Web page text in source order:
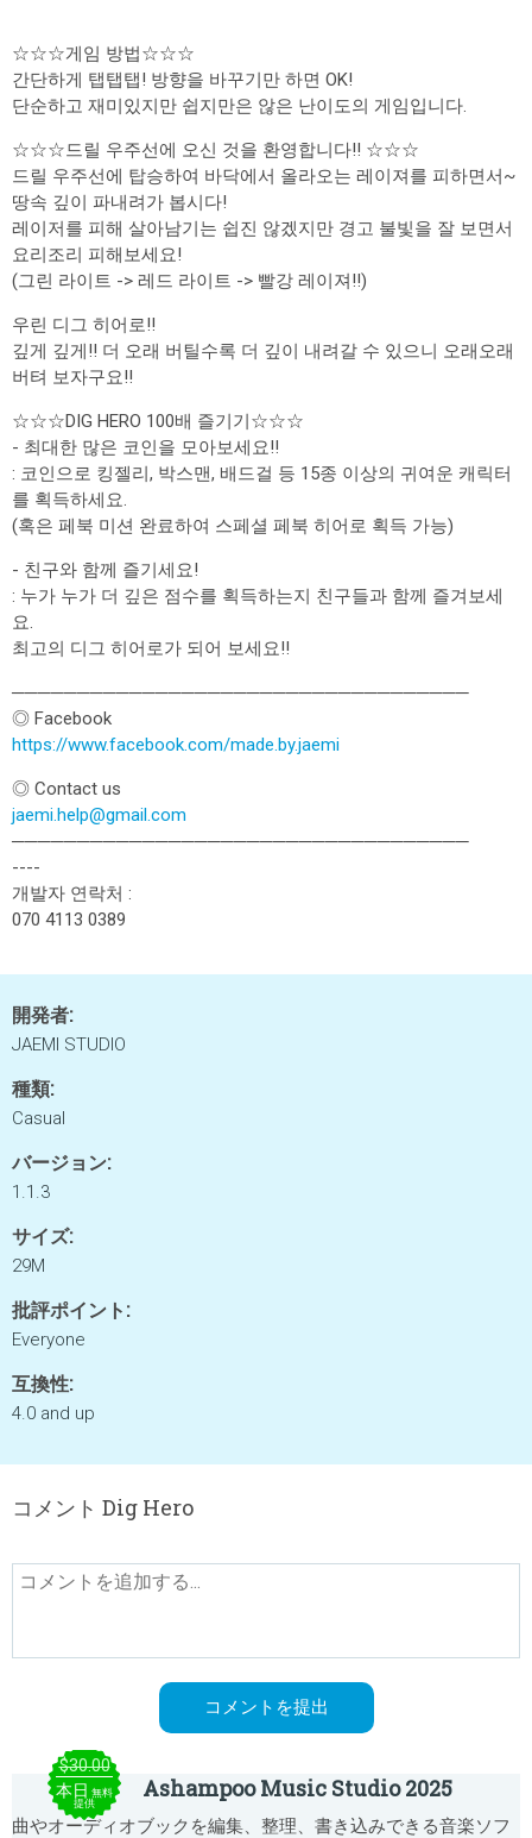
☆☆☆게임 방법☆☆☆
간단하게 탭탭탭! 방향을 바꾸기만 하면 OK!
단순하고 재미있지만 쉽지만은 않은 난이도의 게임입니다.
☆☆☆드릴 우주선에 오신 것을 환영합니다!! ☆☆☆
드릴 우주선에 탑승하여 바닥에서 올라오는 레이져를 피하면서~
땅속 깊이 파내려가 봅시다!
레이저를 피해 살아남기는 쉽진 않겠지만 경고 불빛을 잘 보면서
요리조리 피해보세요!
(그린 라이트 -> 레드 라이트 -> 빨강 레이져!!)
우린 디그 히어로!!
깊게 깊게!! 더 오래 버틸수록 더 깊이 내려갈 수 있으니 오래오래
버텨 보자구요!!
☆☆☆DIG HERO 100배 즐기기☆☆☆
- 최대한 많은 코인을 모아보세요!!
: 코인으로 킹젤리, 박스맨, 배드걸 등 15종 이상의 귀여운 캐릭터
를 획득하세요.
(혹은 페북 미션 완료하여 스페셜 페북 히어로 획득 가능)
- 친구와 함께 즐기세요!
: 누가 누가 더 깊은 점수를 획득하는지 친구들과 함께 즐겨보세
요.
최고의 디그 히어로가 되어 보세요!!
───────────────────────────────────
◎ Facebook
https://www.facebook.com/made.by.jaemi
◎ Contact us
jaemi.help@gmail.com
───────────────────────────────────
----
개발자 연락처 :
070 4113 0389
開発者:
JAEMI STUDIO
種類:
Casual
バージョン:
1.1.3
サイズ:
29M
批評ポイント:
Everyone
互換性:
4.0 and up
コメント Dig Hero
$30.00
本日 無料
提供
Ashampoo Music Studio 2025
曲やオーディオブックを編集、整理、書き込みできる音楽ソフ